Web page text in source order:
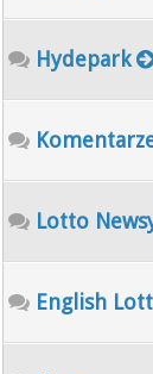
Hydepark
Lotto
English